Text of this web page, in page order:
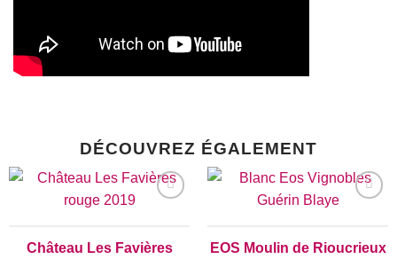
DÉCOUVREZ ÉGALEMENT
Château Les Favières
EOS Moulin de Rioucrieux